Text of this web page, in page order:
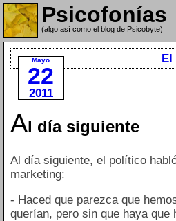
Psicofonías
(algo así como el blog de Psicobyte)
Mayo
22
2011
El
Al día siguiente
Al día siguiente, el político
marketing:
- Haced que parezca que
querían, pero sin que haya que